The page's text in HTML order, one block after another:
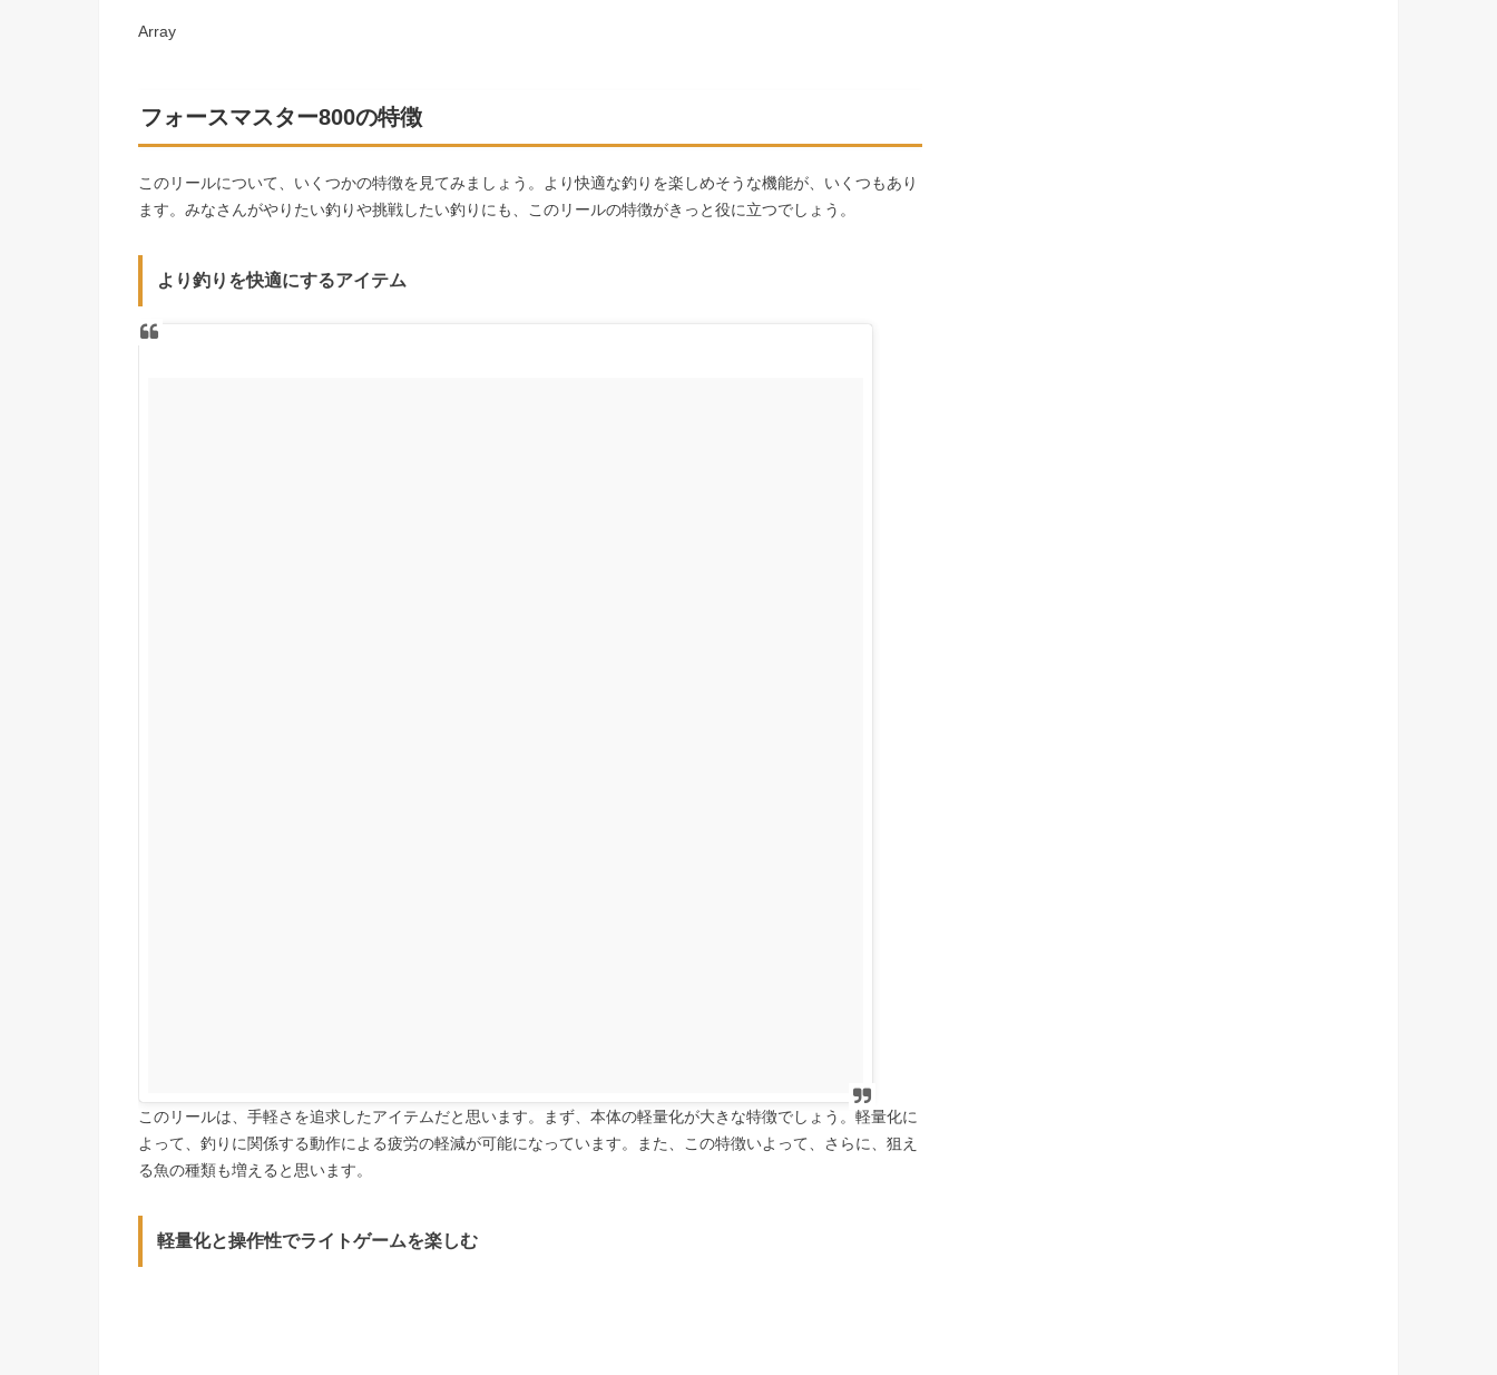
Array
フォースマスター800の特徴
このリールについて、いくつかの特徴を見てみましょう。より快適な釣りを楽しめそうな機能が、いくつもあり
ます。みなさんがやりたい釣りや挑戦したい釣りにも、このリールの特徴がきっと役に立つでしょう。
より釣りを快適にするアイテム
このリールは、手軽さを追求したアイテムだと思います。まず、本体の軽量化が大きな特徴でしょう。軽量化に
よって、釣りに関係する動作による疲労の軽減が可能になっています。また、この特徴いよって、さらに、狙え
る魚の種類も増えると思います。
軽量化と操作性でライトゲームを楽しむ